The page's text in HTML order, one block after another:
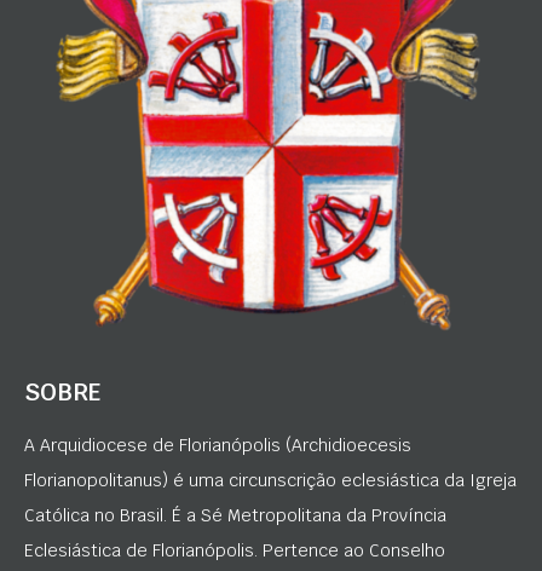
SOBRE
A Arquidiocese de Florianópolis (Archidioecesis
Florianopolitanus) é uma circunscrição eclesiástica da Igreja
Católica no Brasil. É a Sé Metropolitana da Província
Eclesiástica de Florianópolis. Pertence ao Conselho